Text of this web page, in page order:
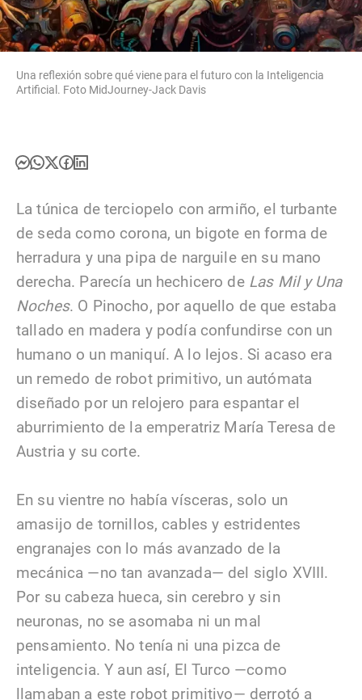
Una reflexión sobre qué viene para el futuro con la Inteligencia
Artificial. Foto MidJourney-Jack Davis
La túnica de terciopelo con armiño, el turbante
de seda como corona, un bigote en forma de
herradura y una pipa de narguile en su mano
derecha. Parecía un hechicero de Las Mil y Una
Noches. O Pinocho, por aquello de que estaba
tallado en madera y podía confundirse con un
humano o un maniquí. A lo lejos. Si acaso era
un remedo de robot primitivo, un autómata
diseñado por un relojero para espantar el
aburrimiento de la emperatriz María Teresa de
Austria y su corte.
En su vientre no había vísceras, solo un
amasijo de tornillos, cables y estridentes
engranajes con lo más avanzado de la
mecánica —no tan avanzada— del siglo XVIII.
Por su cabeza hueca, sin cerebro y sin
neuronas, no se asomaba ni un mal
pensamiento. No tenía ni una pizca de
inteligencia. Y aun así, El Turco —como
llamaban a este robot primitivo— derrotó a